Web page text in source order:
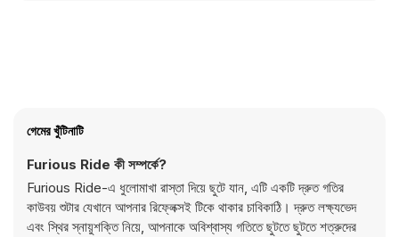
গেমের খুঁটিনাটি
Furious Ride কী সম্পর্কে?
Furious Ride-এ ধুলোমাখা রাস্তা দিয়ে ছুটে যান, এটি একটি দ্রুত গতির
কাউবয় শুটার যেখানে আপনার রিফ্লেক্সই টিকে থাকার চাবিকাঠি। দ্রুত লক্ষ্যভেদ
এবং স্থির স্নায়ুশক্তি নিয়ে, আপনাকে অবিশ্বাস্য গতিতে ছুটতে ছুটতে শত্রুদের